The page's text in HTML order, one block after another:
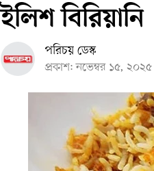
ইলিশ বিরিয়ানি
পরিচয় ডেস্ক
প্রকাশ: নভেম্বর ১৫,